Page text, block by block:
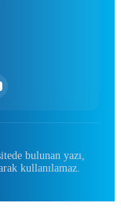
bulunan yazı,
kullanılamaz.